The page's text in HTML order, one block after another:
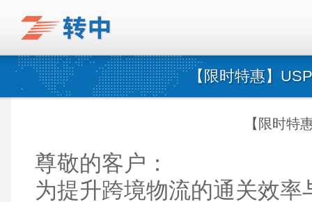
【限时特惠】
【限时特
尊敬的客户：
为提升跨境物流的通关效